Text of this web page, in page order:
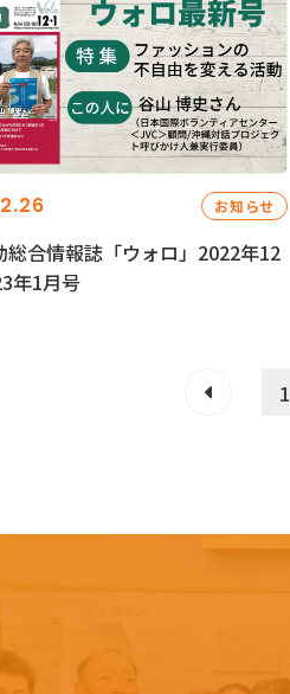
お知らせ
総合情報誌「ウォロ」2022年12
年1月号
1